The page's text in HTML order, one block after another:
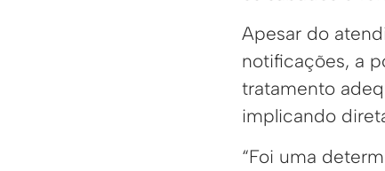
Apesar do
notificações, a
tratamento
implicando
“Foi uma